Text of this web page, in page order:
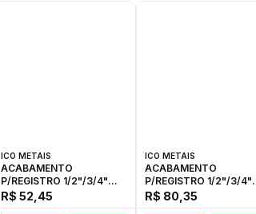
ICO METAIS
ACABAMENTO
P/REGISTRO 1/2"/3/4"
1416 C-50 ICO
R$ 52,45
ICO METAIS
ACABAMENTO
P/REGISTRO 1/2"/3/4"
ACB CS ALV E ICO
R$ 80,35